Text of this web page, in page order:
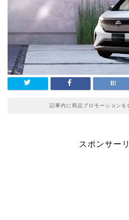
記事内に商品プロモーションを
スポンサー